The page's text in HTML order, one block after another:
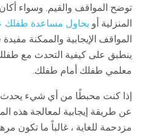
توضح المواقف والقيم. وسواء أكان
المنزلية أو يحاول مساعدة طفلك
المواقف الإيجابية والممكنة
ينطبق على كيفية التحدث مع
معلمي طفلك أمام طفلك.
إذا كنت محبطًا من أي شيء
عن طريقة إيجابية لمعالجة هذه
مزدحمة للغاية ، غالباً ما تكون